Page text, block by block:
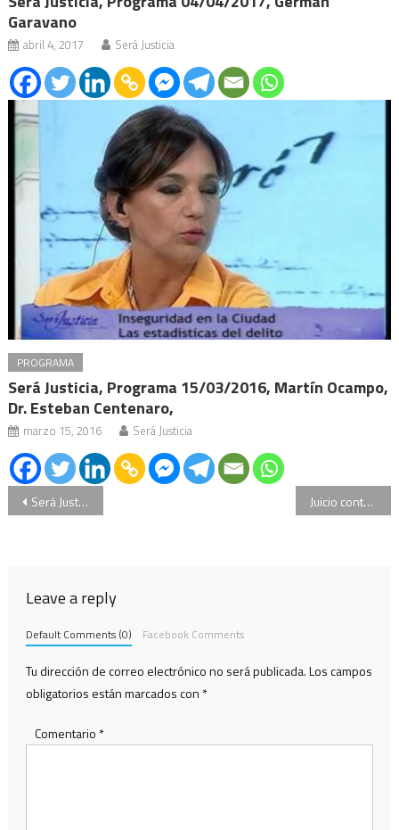
Garavano
abril 4, 2017 Será Justicia
PROGRAMA
Será Justicia, Programa 15/03/2016, Martín Ocampo,
Dr. Esteban Centenaro,
marzo 15, 2016 Será Justicia
Navegación
Será Justicia, Programa 08/08/2019, Mario Sebastiani Juicio contra Milani: hoy se conoce el veredicto
Leave a reply
Default Comments (0) Facebook Comments
Tu dirección de correo electrónico no será publicada.Los campos
obligatorios están marcados con *
Comentario *